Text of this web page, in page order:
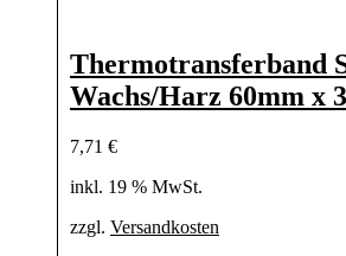
Thermotransferband
Wachs/Harz 60mm x
7,71 €
inkl. 19 % MwSt.
zzgl. Versandkosten